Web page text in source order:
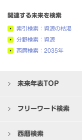
関連する未来を検索
索引検索：資源の枯渇
分野検索：資源
西暦検索：2035年
未来年表TOP
フリーワード検索
西暦検索